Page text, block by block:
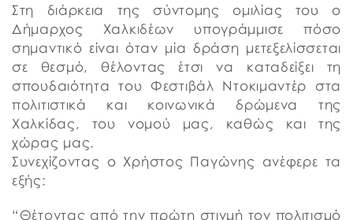
Στη διάρκεια της σύντομης ομιλίας του ο
Δήμαρχος Χαλκιδέων υπογράμμισε πόσο
σημαντικό είναι όταν μία δράση μετεξελίσσεται
σε θεσμό, θέλοντας έτσι να καταδείξει τη
σπουδαιότητα του Φεστιβάλ Ντοκιμαντέρ στα
πολιτιστικά και κοινωνικά δρώμενα της
Χαλκίδας, του νομού μας, καθώς και της
χώρας μας.
Συνεχίζοντας ο Χρήστος Παγώνης ανέφερε τα
εξής:
“Θέτοντας από την πρώτη στιγμή τον πολιτισμό